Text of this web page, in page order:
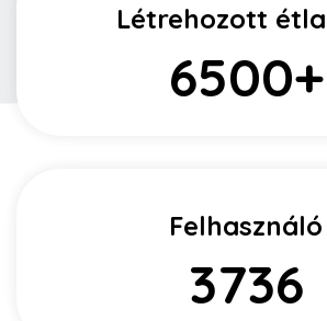
Létrehozott
6500+
Felhasználó
3736